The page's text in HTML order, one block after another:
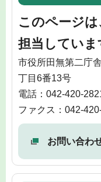
このページは
担当していま
市役所田無第二
丁目6番13号
電話：042-420-
ファクス：042-
お問い合わ